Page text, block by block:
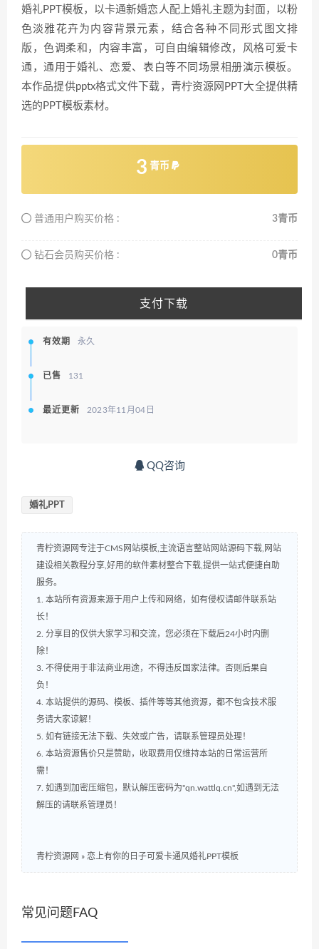
婚礼PPT模板，以卡通新婚恋人配上婚礼主题为封面，以粉
色淡雅花卉为内容背景元素，结合各种不同形式图文排
版，色调柔和，内容丰富，可自由编辑修改，风格可爱卡
通，通用于婚礼、恋爱、表白等不同场景相册演示模板。
本作品提供pptx格式文件下载，青柠资源网PPT大全提供精
选的PPT模板素材。
3 青币
普通用户购买价格 : 3青币
钻石会员购买价格 : 0青币
支付下载
有效期 永久
已售 131
最近更新 2023年11月04日
QQ咨询
婚礼PPT
青柠资源网专注于CMS网站模板,主流语言整站网站源码下载,网站
建设相关教程分享,好用的软件素材整合下载,提供一站式便捷自助
服务。
1. 本站所有资源来源于用户上传和网络，如有侵权请邮件联系站
长！
2. 分享目的仅供大家学习和交流，您必须在下载后24小时内删
除！
3. 不得使用于非法商业用途，不得违反国家法律。否则后果自
负！
4. 本站提供的源码、模板、插件等等其他资源，都不包含技术服
务请大家谅解！
5. 如有链接无法下载、失效或广告，请联系管理员处理！
6. 本站资源售价只是赞助，收取费用仅维持本站的日常运营所
需！
7. 如遇到加密压缩包，默认解压密码为"qn.wattlq.cn",如遇到无法
解压的请联系管理员！
青柠资源网 » 恋上有你的日子可爱卡通风婚礼PPT模板
常见问题FAQ